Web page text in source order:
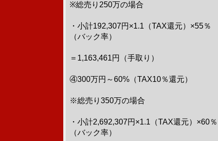
※総売り250万の場合
・小計192,307円×1.1（TAX還元）×55％
（バック率）
＝1,163,461円（手取り）
④300万円～60%（TAX10％還元）
※総売り350万の場合
・小計2,692,307円×1.1（TAX還元）×60％
（バック率）